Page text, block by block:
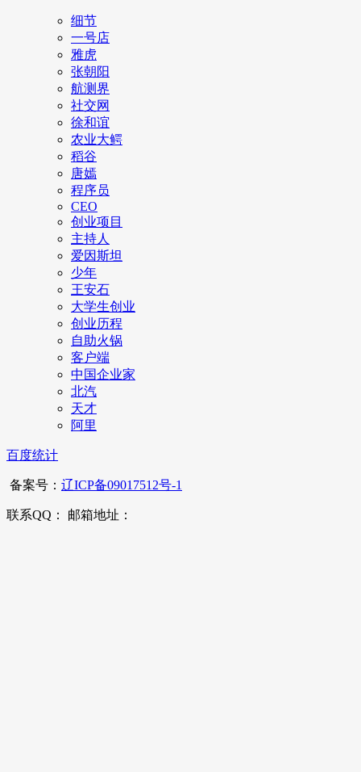
细节
一号店
雅虎
张朝阳
航测界
社交网
徐和谊
农业大鳄
稻谷
唐嫣
程序员
CEO
创业项目
主持人
爱因斯坦
少年
王安石
大学生创业
创业历程
自助火锅
客户端
中国企业家
北汽
天才
阿里
百度统计
备案号： 辽ICP备09017512号-1
联系QQ： 邮箱地址：